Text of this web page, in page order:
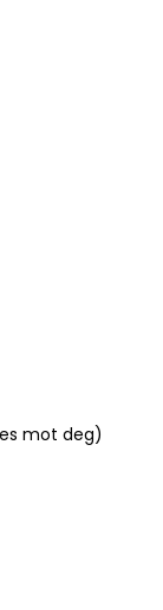
mot deg)